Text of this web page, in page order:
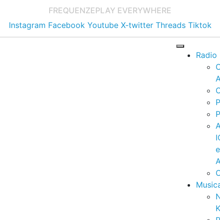
FREQUENZEPLAY EVERYWHERE
Instagram Facebook Youtube X-twitter Threads Tiktok
Radio
e